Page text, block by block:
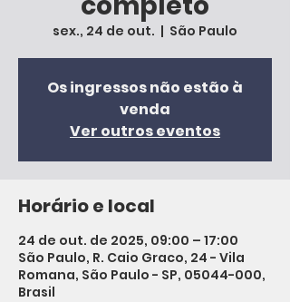
sex., 24 de out.
  |
São Paulo
Os ingressos não estão à
venda
Ver outros eventos
Horário e local
24 de out. de 2025, 09:00 – 17:00
São Paulo, R. Caio Graco, 24 - Vila
Romana, São Paulo - SP, 05044-000,
Brasil